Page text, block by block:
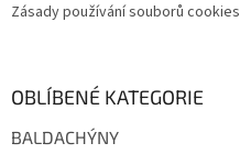
Zásady používání souborů cookies
OBLÍBENÉ KATEGORIE
BALDACHÝNY